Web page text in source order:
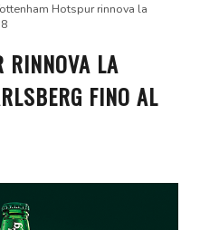
Hotspur rinnova la
RINNOVA LA
FINO AL